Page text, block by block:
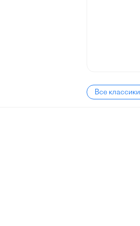
Все классики